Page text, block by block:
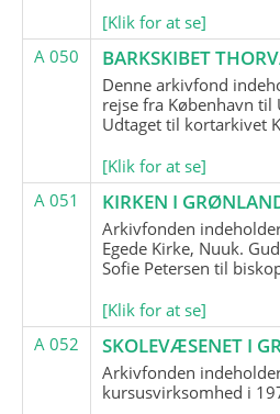
[Klik for at se]
A 050
BARKSKIBET
Denne arkivfond
rejse fra København til
Udtaget til kortarkivet
[Klik for at se]
A 051
KIRKEN I
Arkivfonden
Egede Kirke, Nuuk.
Sofie Petersen til
[Klik for at se]
A 052
SKOLEVÆSENET I
Arkivfonden
kursusvirksomhed i